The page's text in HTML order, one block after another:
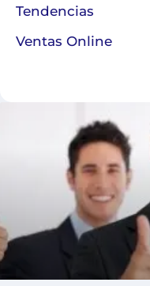
Tendencias
Ventas Online